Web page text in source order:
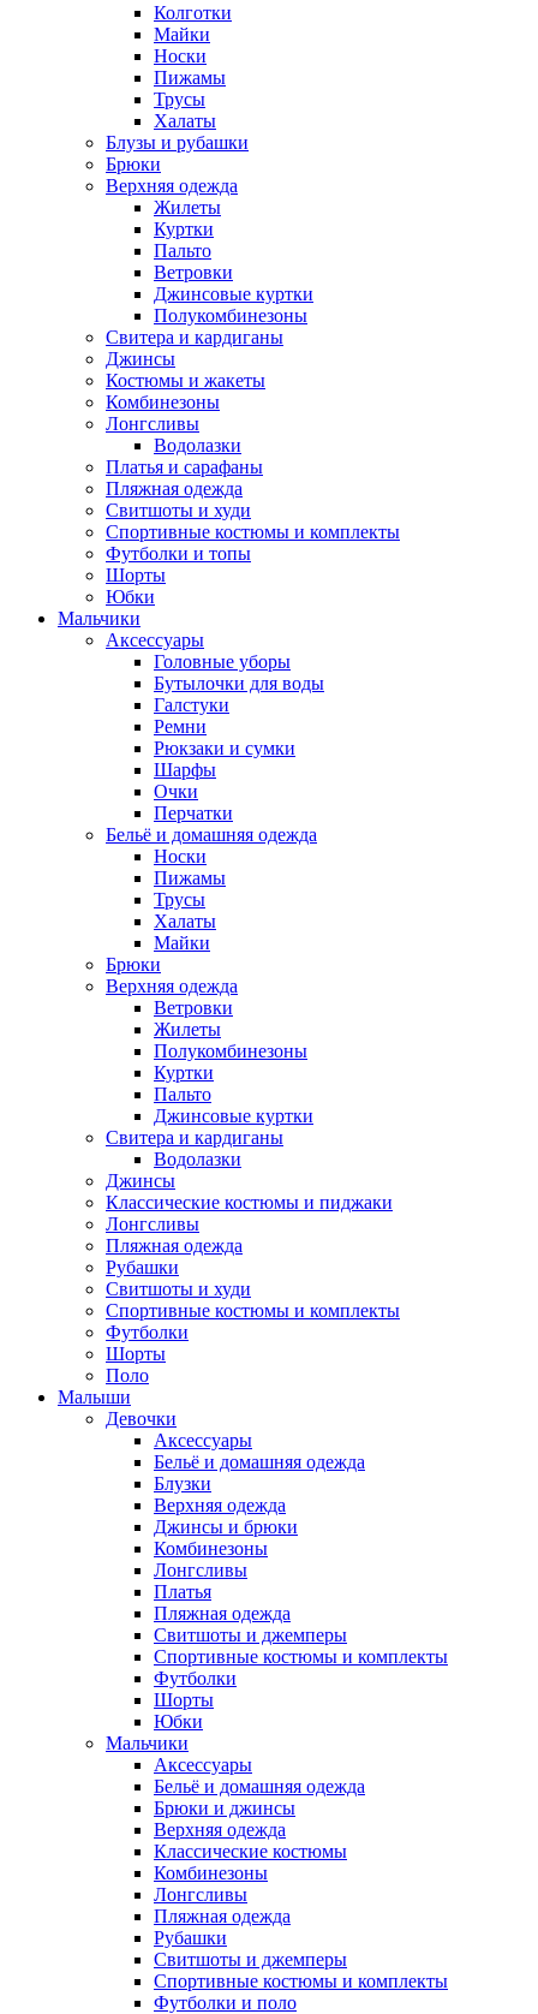
Колготки
Майки
Носки
Пижамы
Трусы
Халаты
Блузы и рубашки
Брюки
Верхняя одежда
Жилеты
Куртки
Пальто
Ветровки
Джинсовые куртки
Полукомбинезоны
Свитера и кардиганы
Джинсы
Костюмы и жакеты
Комбинезоны
Лонгсливы
Водолазки
Платья и сарафаны
Пляжная одежда
Свитшоты и худи
Спортивные костюмы и комплекты
Футболки и топы
Шорты
Юбки
Мальчики
Аксессуары
Головные уборы
Бутылочки для воды
Галстуки
Ремни
Рюкзаки и сумки
Шарфы
Очки
Перчатки
Бельё и домашняя одежда
Носки
Пижамы
Трусы
Халаты
Майки
Брюки
Верхняя одежда
Ветровки
Жилеты
Полукомбинезоны
Куртки
Пальто
Джинсовые куртки
Свитера и кардиганы
Водолазки
Джинсы
Классические костюмы и пиджаки
Лонгсливы
Пляжная одежда
Рубашки
Свитшоты и худи
Спортивные костюмы и комплекты
Футболки
Шорты
Поло
Малыши
Девочки
Аксессуары
Бельё и домашняя одежда
Блузки
Верхняя одежда
Джинсы и брюки
Комбинезоны
Лонгсливы
Платья
Пляжная одежда
Свитшоты и джемперы
Спортивные костюмы и комплекты
Футболки
Шорты
Юбки
Мальчики
Аксессуары
Бельё и домашняя одежда
Брюки и джинсы
Верхняя одежда
Классические костюмы
Комбинезоны
Лонгсливы
Пляжная одежда
Рубашки
Свитшоты и джемперы
Спортивные костюмы и комплекты
Футболки и поло